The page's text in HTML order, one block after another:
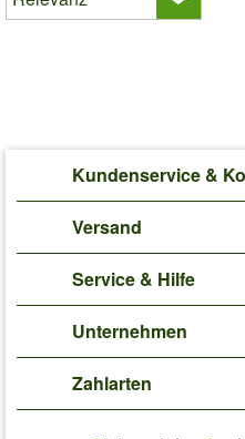
Kundenservice &
Versand
Service & Hilfe
Unternehmen
Zahlarten